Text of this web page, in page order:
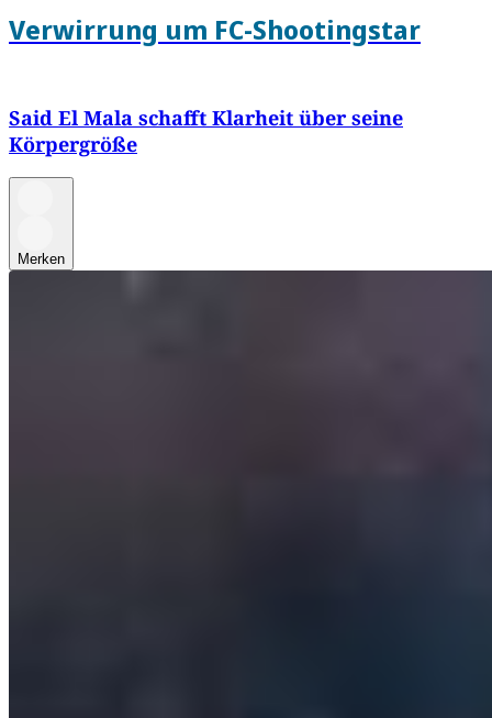
Verwirrung um FC-Shootingstar
Said El Mala schafft Klarheit über seine
Körpergröße
Merken